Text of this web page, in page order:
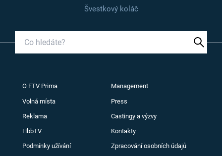
Švestkový koláč
O FTV Prima Management
Volná místa Press
Reklama Castingy a výzvy
HbbTV Kontakty
Podmínky užívání Zpracování osobních údajů